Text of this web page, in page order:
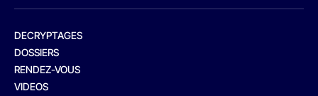
DECRYPTAGES
DOSSIERS
RENDEZ-VOUS
VIDEOS